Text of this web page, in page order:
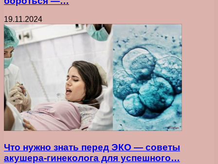
19.11.2024
Что нужно знать перед ЭКО — советы
акушера-гинеколога для успешного…